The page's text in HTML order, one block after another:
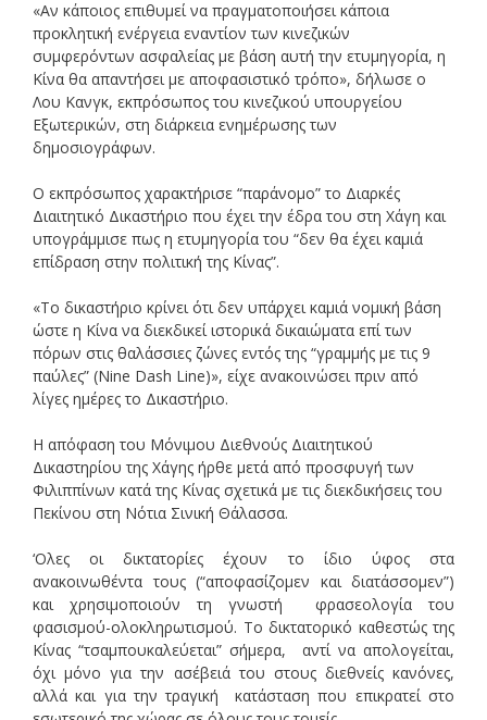
«Αν κάποιος επιθυμεί να πραγματοποιήσει κάποια
προκλητική ενέργεια εναντίον των κινεζικών
συμφερόντων ασφαλείας με βάση αυτή την ετυμηγορία, η
Κίνα θα απαντήσει με αποφασιστικό τρόπο», δήλωσε ο
Λου Κανγκ, εκπρόσωπος του κινεζικού υπουργείου
Εξωτερικών, στη διάρκεια ενημέρωσης των
δημοσιογράφων.
Ο εκπρόσωπος χαρακτήρισε “παράνομο” το Διαρκές
Διαιτητικό Δικαστήριο που έχει την έδρα του στη Χάγη και
υπογράμμισε πως η ετυμηγορία του “δεν θα έχει καμιά
επίδραση στην πολιτική της Κίνας”.
«Το δικαστήριο κρίνει ότι δεν υπάρχει καμιά νομική βάση
ώστε η Κίνα να διεκδικεί ιστορικά δικαιώματα επί των
πόρων στις θαλάσσιες ζώνες εντός της “γραμμής με τις 9
παύλες” (Nine Dash Line)», είχε ανακοινώσει πριν από
λίγες ημέρες το Δικαστήριο.
Η απόφαση του Μόνιμου Διεθνούς Διαιτητικού
Δικαστηρίου της Χάγης ήρθε μετά από προσφυγή των
Φιλιππίνων κατά της Κίνας σχετικά με τις διεκδικήσεις του
Πεκίνου στη Νότια Σινική Θάλασσα.
‘Ολες οι δικτατορίες έχουν το ίδιο ύφος στα
ανακοινωθέντα τους (“αποφασίζομεν και διατάσσομεν”)
και χρησιμοποιούν τη γνωστή φρασεολογία του
φασισμού-ολοκληρωτισμού. Το δικτατορικό καθεστώς της
Κίνας “τσαμπουκαλεύεται” σήμερα, αντί να απολογείται,
όχι μόνο για την ασέβειά του στους διεθνείς κανόνες,
αλλά και για την τραγική κατάσταση που επικρατεί στο